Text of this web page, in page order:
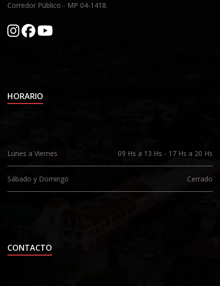
Corredor Público - MP 04-1418.
HORARIO
Lunes a Viernes 09 Hs a 13 Hs - 17 Hs a 20 Hs
Sábado y Domingo Cerrado
CONTACTO